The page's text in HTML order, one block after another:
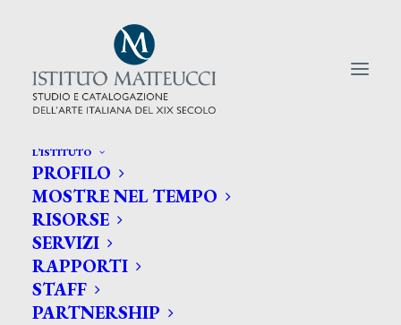
L’ISTITUTO
PROFILO
MOSTRE NEL TEMPO
RISORSE
SERVIZI
RAPPORTI
STAFF
PARTNERSHIP
CERCA TRA GLI ARTISTI:
Search
for: